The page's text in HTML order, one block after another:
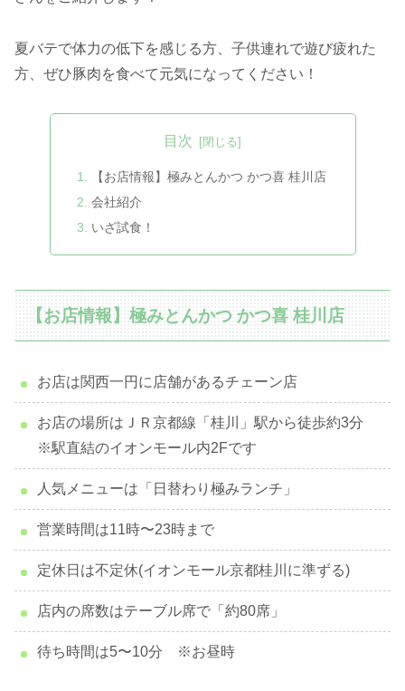
夏バテで体力の低下を感じる方、子供連れで遊び疲れた
方、ぜひ豚肉を食べて元気になってください！
目次
【お店情報】極みとんかつ かつ喜 桂川店
会社紹介
いざ試食！
【お店情報】極みとんかつ かつ喜 桂川店
お店は関西一円に店舗があるチェーン店
お店の場所はＪＲ京都線「桂川」駅から徒歩約3分
※駅直結のイオンモール内2Fです
人気メニューは「日替わり極みランチ」
営業時間は11時〜23時まで
定休日は不定休(イオンモール京都桂川に準ずる)
店内の席数はテーブル席で「約80席」
待ち時間は5〜10分 ※お昼時